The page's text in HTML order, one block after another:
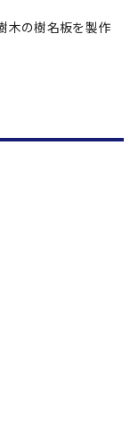
木の樹名板を製作